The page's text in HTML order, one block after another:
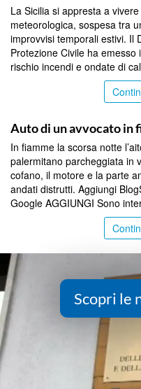
La Sicilia si appresta a
meteorologica, sospesa tra
improvvisi temporali estivi. Il
Protezione Civile ha
rischio incendi e ondate di
Auto di un avvocato in
In fiamme la scorsa notte
palermitano parcheggiata in
cofano, il motore e la parte
andati distrutti. Aggiungi
Google AGGIUNGI Sono
Scopri le